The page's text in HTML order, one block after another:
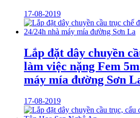
17-08-2019
Lắp đặt dây chuyền
làm việc nặng Fem
máy mía đường Sơn
17-08-2019